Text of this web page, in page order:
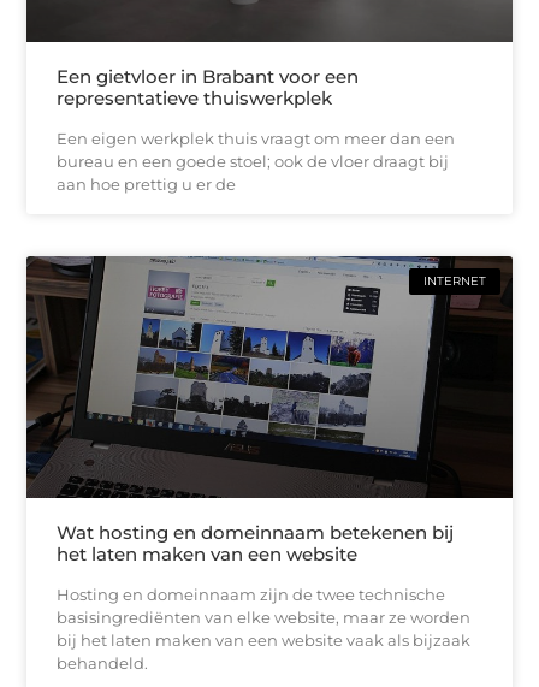
Een gietvloer in Brabant voor een
representatieve thuiswerkplek
Een eigen werkplek thuis vraagt om meer dan een
bureau en een goede stoel; ook de vloer draagt bij
aan hoe prettig u er de
INTERNET
Wat hosting en domeinnaam betekenen bij
het laten maken van een website
Hosting en domeinnaam zijn de twee technische
basisingrediënten van elke website, maar ze worden
bij het laten maken van een website vaak als bijzaak
behandeld.